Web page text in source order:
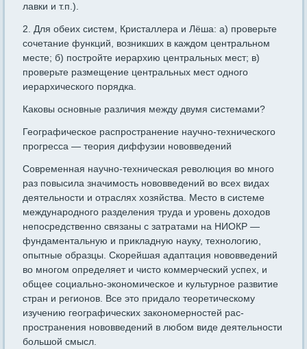
лавки и т.п.).
2. Для обеих систем, Кристаллера и Лёша: а) проверьте
сочетание функ­ций, возникших в каждом центральном
месте; б) постройте иерархию цент­ральных мест; в)
проверьте размещение центральных мест одного
иерархиче­ского порядка.
Каковы основные различия между двумя системами?
Географическое распространение научно-технического
прогресса — теория диффузии нововведений
Современная научно-техническая революция во много
раз по­высила значимость нововведений во всех видах
деятельности и отраслях хозяйства. Место в системе
международного разделения труда и уровень доходов
непосредственно связаны с затратами на НИОКР —
фундаментальную и прикладную науку, технологию,
опыт­ные образцы. Скорейшая адаптация нововведений
во многом опре­деляет и чисто коммерческий успех, и
общее социально-экономи­ческое и культурное развитие
стран и регионов. Все это придало теоретическому
изучению географических закономерностей рас­
пространения нововведений в любом виде деятельности
большой смысл.